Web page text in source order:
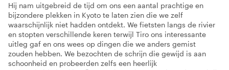
Hij nam uitgebreid de tijd om ons een aantal prachtige en
bijzondere plekken in Kyoto te laten zien die we zelf
waarschijnlijk niet hadden ontdekt. We fietsten langs de rivier
en stopten verschillende keren terwijl Tiro ons interessante
uitleg gaf en ons wees op dingen die we anders gemist
zouden hebben. We bezochten de schrijn die gewijd is aan
schoonheid en probeerden zelfs een heerlijk